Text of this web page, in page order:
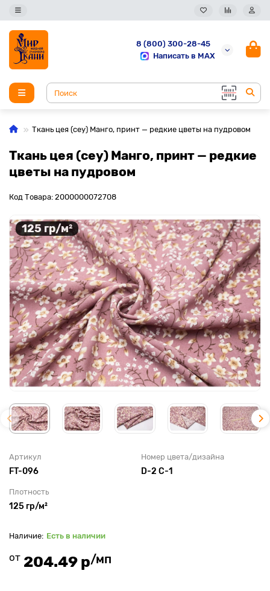
8 (800) 300-28-45
Написать в MAX
Ткань цея (cey) Манго, принт — редкие цветы на пудровом
Ткань цея (cey) Манго, принт — редкие
цветы на пудровом
Код Товара: 2000000072708
125 гр/м²
Артикул
FT-096
Номер цвета/дизайна
D-2 С-1
Плотность
125 гр/м²
Есть в наличии
от 204.49 р/мп